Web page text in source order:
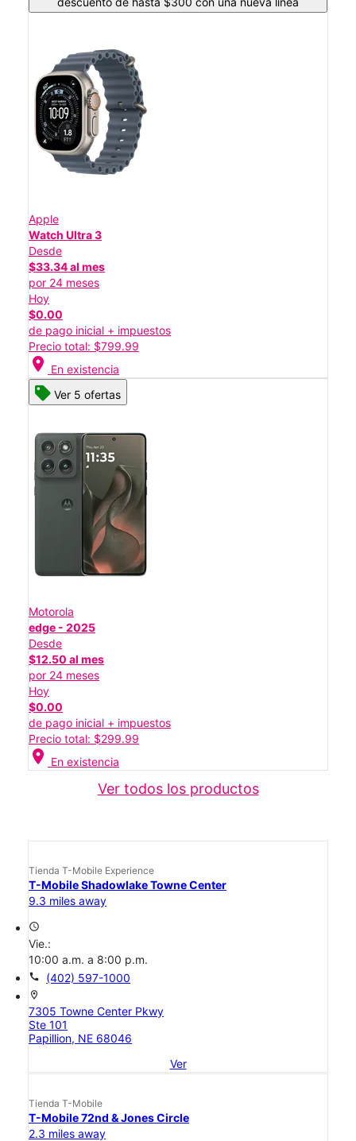
Apple
Watch Ultra 3
Desde
$33.34 al mes
por 24 meses
Hoy
$0.00
de pago inicial + impuestos
Precio total: $799.99
location_on En existencia
Ver 5 ofertas
Motorola
edge - 2025
Desde
$12.50 al mes
por 24 meses
Hoy
$0.00
de pago inicial + impuestos
Precio total: $299.99
location_on En existencia
Ver todos los productos
Tienda T-Mobile Experience
T-Mobile Shadowlake Towne Center
9.3 miles away
access_time
Vie.:
10:00 a.m. a 8:00 p.m.
call (402) 597-1000
location_on
7305 Towne Center Pkwy
Ste 101
Papillion, NE 68046
Ver
Tienda T-Mobile
T-Mobile 72nd & Jones Circle
2.3 miles away